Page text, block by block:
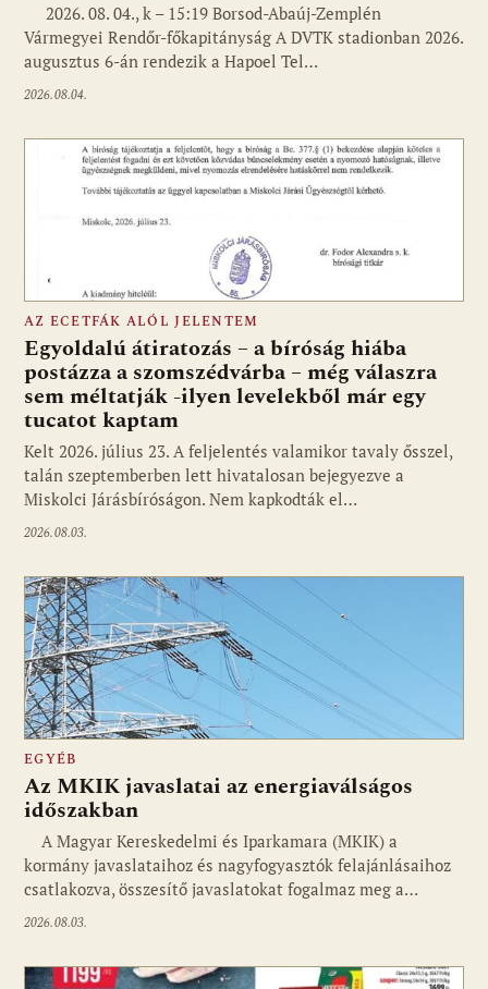
2026. 08. 04., k – 15:19 Borsod-Abaúj-Zemplén
Vármegyei Rendőr-főkapitányság A DVTK stadionban 2026.
augusztus 6-án rendezik a Hapoel Tel…
2026.08.04.
AZ ECETFÁK ALÓL JELENTEM
Egyoldalú átiratozás – a bíróság hiába
postázza a szomszédvárba – még válaszra
sem méltatják -ilyen levelekből már egy
tucatot kaptam
Kelt 2026. július 23. A feljelentés valamikor tavaly ősszel,
talán szeptemberben lett hivatalosan bejegyezve a
Miskolci Járásbíróságon. Nem kapkodták el…
2026.08.03.
EGYÉB
Az MKIK javaslatai az energiaválságos
időszakban
A Magyar Kereskedelmi és Iparkamara (MKIK) a
kormány javaslataihoz és nagyfogyasztók felajánlásaihoz
csatlakozva, összesítő javaslatokat fogalmaz meg a…
2026.08.03.